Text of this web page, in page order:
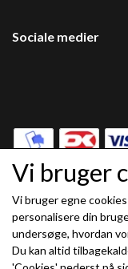
Sociale medier
Modtag vores
(mere information)
Vi bruger
Vi bruger egne
personalisere din
undersøge, hvordan
Du kan altid